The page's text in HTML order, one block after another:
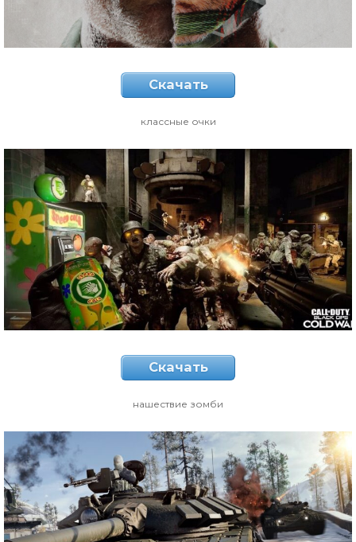
Скачать
классные очки
Скачать
нашествие зомби